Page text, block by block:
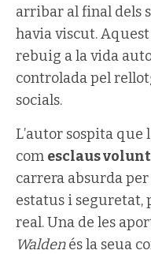
arribar al final dels
havia viscut.
rebuig a la vida
controlada pel
socials.
L’autor sospita
com esclaus
carrera absurda
estatus i seguretat,
real. Una de les
Waldenés la seua